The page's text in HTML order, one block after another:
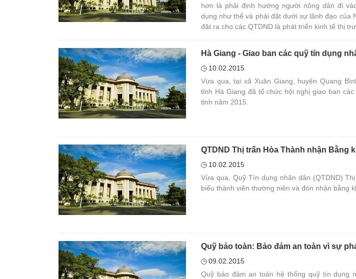
hơn là phải định hướng người nông dân đi
dụng như thế và phải đặt dưới sự lãnh đạo của
đặt ra cho các QTDND là phát triển kinh tế thị
Hà Giang - Giao ban các quỹ tín dụng
10.02.2015
Vừa qua, tại xã Xuân Giang, huyện Quang
tỉnh Hà Giang đã tổ chức hội nghị giao ban
tỉnh năm 2015.
QTDND Thị trấn Hòa Thành nhận Bằng
10.02.2015
Vừa qua, Quỹ Tín dụng nhân dân (QTDND)
biểu thành viên thường niên và đón nhận bằng
Quỹ bảo toàn: Bảo đảm an toàn vì sự
09.02.2015
Quỹ bảo đảm an toàn hệ thống quỹ tín dụng